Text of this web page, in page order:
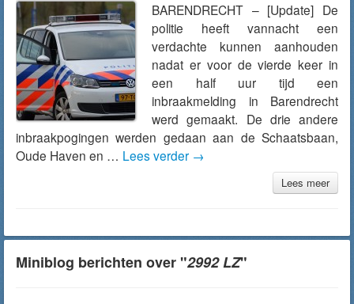
BARENDRECHT – [Update] De
politie heeft vannacht een
verdachte kunnen aanhouden
nadat er voor de vierde keer in
een half uur tijd een
inbraakmelding in Barendrecht
werd gemaakt. De drie andere
inbraakpogingen werden gedaan aan de Schaatsbaan,
Oude Haven en … Lees verder →
Lees meer
Miniblog berichten over "2992 LZ"